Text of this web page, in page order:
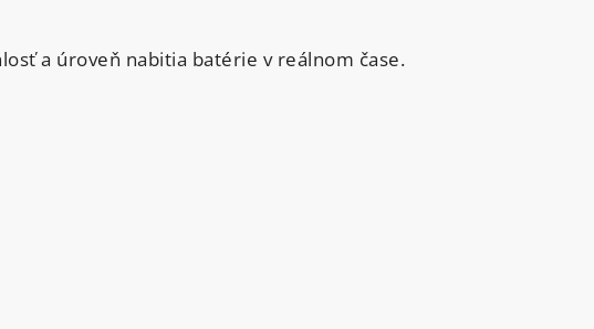
a úroveň nabitia batérie v reálnom čase.